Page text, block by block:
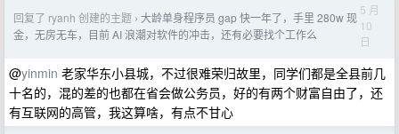
回复了 ryanh 创建的主题 › 大龄单身程序员 gap 快一年了，手里 280w 现
金，无房无车，目前 AI 浪潮对软件的冲击，还有必要找个工作么
5 月
10
日
@yinmin 老家华东小县城，不过很难荣归故里，同学们都是全县前几
十名的，混的差的也都在省会做公务员，好的有两个财富自由了，还
有互联网的高管，我这算啥，有点不甘心